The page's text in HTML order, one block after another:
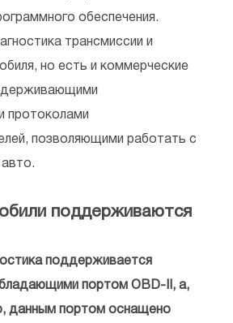
обеспечения.
трансмиссии и
но есть и коммерческие
протоколами
позволяющими работать с
поддерживаются
поддерживается
портом ОВD-II, а,
данным портом оснащено